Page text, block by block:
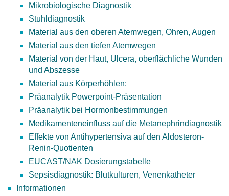
Mikrobiologische Diagnostik
Stuhldiagnostik
Material aus den oberen Atemwegen, Ohren, Augen
Material aus den tiefen Atemwegen
Material von der Haut, Ulcera, oberflächliche Wunden
und Abszesse
Material aus Körperhöhlen:
Präanalytik Powerpoint-Präsentation
Präanalytik bei Hormonbestimmungen
Medikamenteneinfluss auf die Metanephrindiagnostik
Effekte von Antihypertensiva auf den Aldosteron-
Renin-Quotienten
EUCAST/NAK Dosierungstabelle
Sepsisdiagnostik: Blutkulturen, Venenkatheter
Informationen